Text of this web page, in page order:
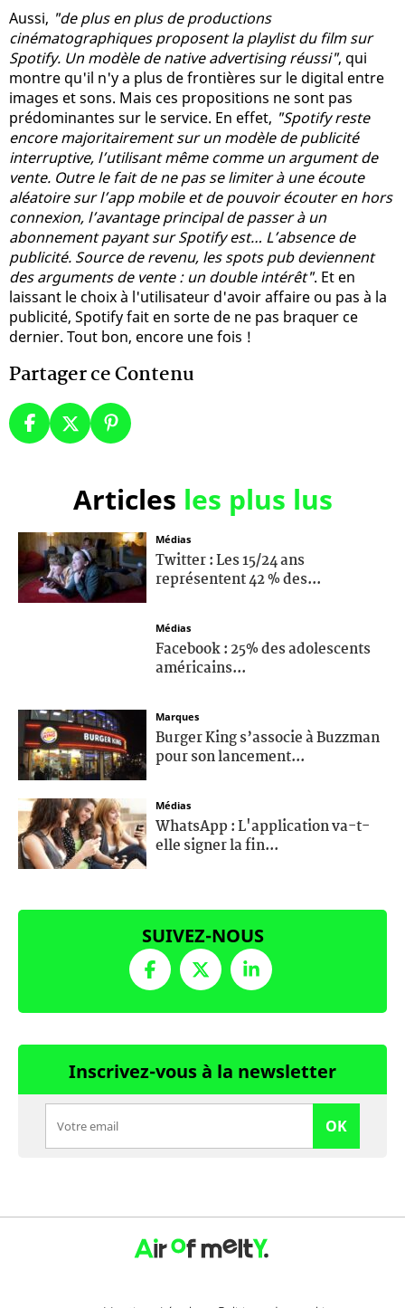
Aussi, "de plus en plus de productions
cinématographiques proposent la playlist du film sur
Spotify. Un modèle de native advertising réussi", qui
montre qu'il n'y a plus de frontières sur le digital entre
images et sons. Mais ces propositions ne sont pas
prédominantes sur le service. En effet, "Spotify reste
encore majoritairement sur un modèle de publicité
interruptive, l’utilisant même comme un argument de
vente. Outre le fait de ne pas se limiter à une écoute
aléatoire sur l’app mobile et de pouvoir écouter en hors
connexion, l’avantage principal de passer à un
abonnement payant sur Spotify est… L’absence de
publicité. Source de revenu, les spots pub deviennent
des arguments de vente : un double intérêt". Et en
laissant le choix à l'utilisateur d'avoir affaire ou pas à la
publicité, Spotify fait en sorte de ne pas braquer ce
dernier. Tout bon, encore une fois !
Partager ce Contenu
Articles les plus lus
Médias
Twitter : Les 15/24 ans
représentent 42 % des...
Médias
Facebook : 25% des adolescents
américains...
Marques
Burger King s’associe à Buzzman
pour son lancement...
Médias
WhatsApp : L'application va-t-
elle signer la fin...
SUIVEZ-NOUS
Inscrivez-vous à la newsletter
OK